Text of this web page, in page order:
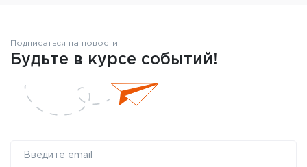
Подписаться на новости
Будьте в курсе событий!